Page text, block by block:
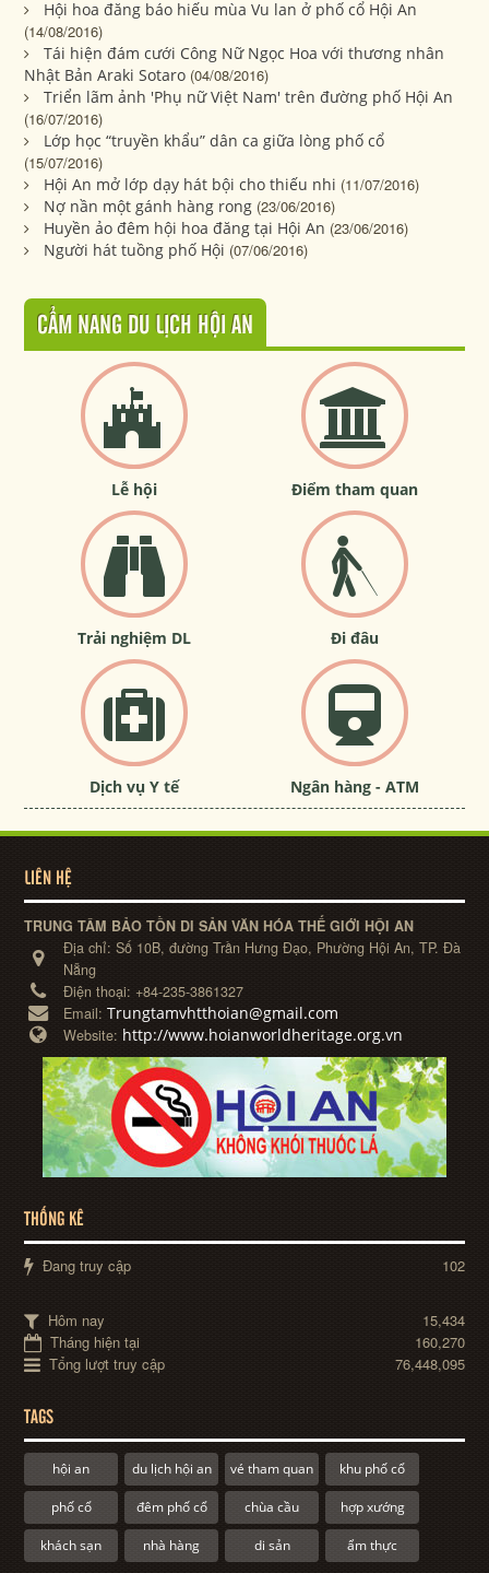
Hội hoa đăng báo hiếu mùa Vu lan ở phố cổ Hội An
(14/08/2016)
Tái hiện đám cưới Công Nữ Ngọc Hoa với thương nhân
Nhật Bản Araki Sotaro (04/08/2016)
Triển lãm ảnh 'Phụ nữ Việt Nam' trên đường phố Hội An
(16/07/2016)
Lớp học “truyền khẩu” dân ca giữa lòng phố cổ
(15/07/2016)
Hội An mở lớp dạy hát bội cho thiếu nhi (11/07/2016)
Nợ nần một gánh hàng rong (23/06/2016)
Huyền ảo đêm hội hoa đăng tại Hội An (23/06/2016)
Người hát tuồng phố Hội (07/06/2016)
CẨM NANG DU LỊCH HỘI AN
Lễ hội Điểm tham quan
Trải nghiệm DL Đi đâu
Dịch vụ Y tế Ngân hàng - ATM
LIÊN HỆ
TRUNG TÂM BẢO TỒN DI SẢN VĂN HÓA THẾ GIỚI HỘI AN
Địa chỉ:Số 10B, đường Trần Hưng Đạo, Phường Hội An, TP. Đà
Nẵng
Điện thoại: +84-235-3861327
Email:Trungtamvhtthoian@gmail.com
Website: http://www.hoianworldheritage.org.vn
THỐNG KÊ
Đang truy cập 102
Hôm nay
15,434
Tháng hiện tại
160,270
Tổng lượt truy cập
76,448,095
TAGS
hội an du lịch hội an vé tham quan khu phố cổ
phố cổ đêm phố cổ chùa cầu hợp xướng
khách sạn nhà hàng di sản ẩm thực